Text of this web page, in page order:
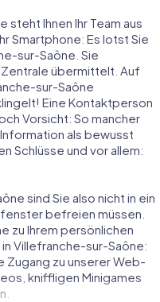
Ihnen Ihr Team aus
Smartphone: Es lotst Sie
sur-Saône. Sie
übermittelt. Auf
sur-Saône
Eine Kontaktperson
Vorsicht: So mancher
als bewusst
Schlüsse und vor allem:
sind Sie also nicht in ein
befreien müssen.
zu Ihrem persönlichen
Villefranche-sur-Saône:
Zugang zu unserer Web-
kniffligen Minigames